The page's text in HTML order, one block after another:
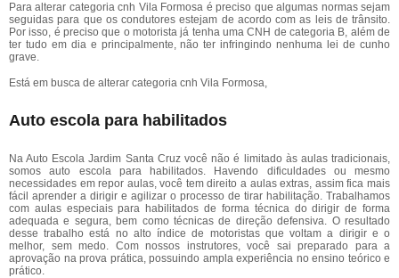
Para alterar categoria cnh Vila Formosa é preciso que algumas normas sejam
seguidas para que os condutores estejam de acordo com as leis de trânsito.
Por isso, é preciso que o motorista já tenha uma CNH de categoria B, além de
ter tudo em dia e principalmente, não ter infringindo nenhuma lei de cunho
grave.
Está em busca de alterar categoria cnh Vila Formosa,
Auto escola para habilitados
Na Auto Escola Jardim Santa Cruz você não é limitado às aulas tradicionais,
somos auto escola para habilitados. Havendo dificuldades ou mesmo
necessidades em repor aulas, você tem direito a aulas extras, assim fica mais
fácil aprender a dirigir e agilizar o processo de tirar habilitação. Trabalhamos
com aulas especiais para habilitados de forma técnica do dirigir de forma
adequada e segura, bem como técnicas de direção defensiva. O resultado
desse trabalho está no alto índice de motoristas que voltam a dirigir e o
melhor, sem medo. Com nossos instrutores, você sai preparado para a
aprovação na prova prática, possuindo ampla experiência no ensino teórico e
prático.